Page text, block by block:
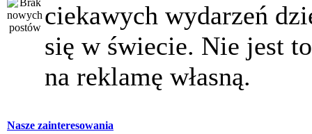
ciekawych wydarzeń
się w świecie. Nie jest
na reklamę własną.
Nasze zainteresowania